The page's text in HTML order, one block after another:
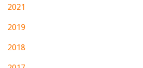
2021
2019
2018